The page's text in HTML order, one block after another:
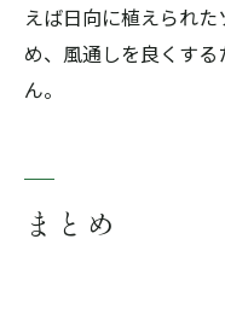
えば日向に植えられ
め、風通しを良くす
ん。
まとめ